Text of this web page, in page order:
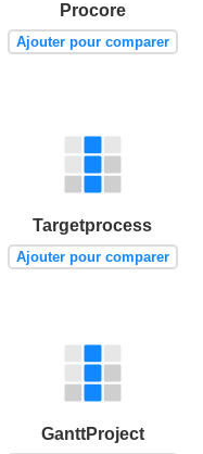
Procore
Ajouter pour comparer
Targetprocess
Ajouter pour comparer
GanttProject